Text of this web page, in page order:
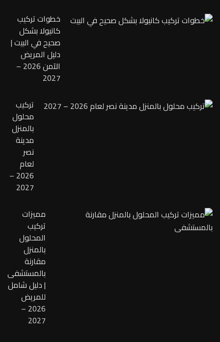
خطوات تركيب
كانيولا بشكل
صحيح في البيت |
دليل المريض
الآمن 2026 –
2027
تركيب
محلول
بالمنزل
مدينة
نصر
لعام
2026 –
2027
مميزات
تركيب
المحلول
بالمنزل
مقارنة
بالمستشفى
| دليل شامل
للمريض
2026 –
2027